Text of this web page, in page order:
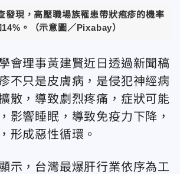
發現，高壓職場族罹患帶狀疱疹的機率
。（示意圖／Pixabay）
會理事黃建賢近日透過新聞稿
不只是皮膚病，是侵犯神經病
散，導致劇烈疼痛，症狀可能
影響睡眠，導致免疫力下降，
形成惡性循環。
示，台灣最爆肝行業依序為工